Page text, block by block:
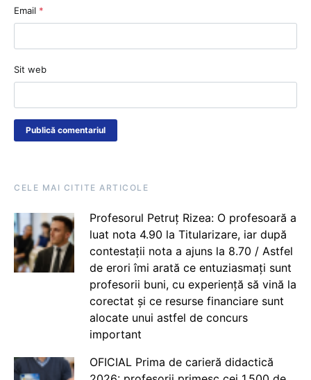
Email *
Sit web
CELE MAI CITITE ARTICOLE
Profesorul Petruț Rizea: O profesoară a
luat nota 4.90 la Titularizare, iar după
contestații nota a ajuns la 8.70 / Astfel
de erori îmi arată ce entuziasmați sunt
profesorii buni, cu experiență să vină la
corectat și ce resurse financiare sunt
alocate unui astfel de concurs
important
OFICIAL Prima de carieră didactică